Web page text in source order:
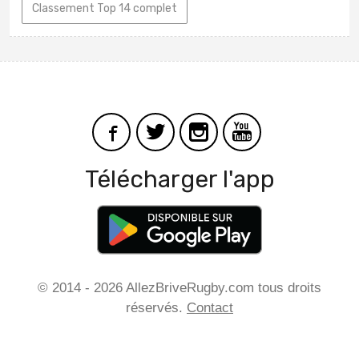
Classement Top 14 complet
Télécharger l'app
© 2014 - 2026 AllezBriveRugby.com tous droits
réservés. Contact